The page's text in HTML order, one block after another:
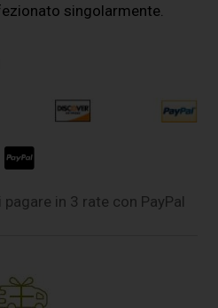
singolarmente.
in 3 rate con PayPal